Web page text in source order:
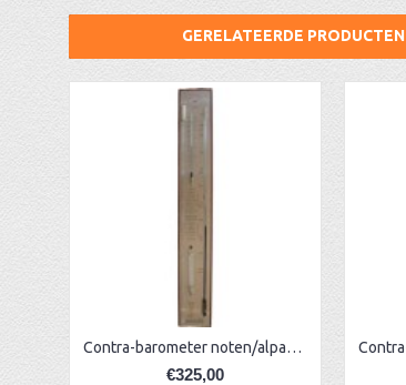
GERELATEERDE PRODUCTEN
Contra-barometer noten/alpaca PQ
€325,00